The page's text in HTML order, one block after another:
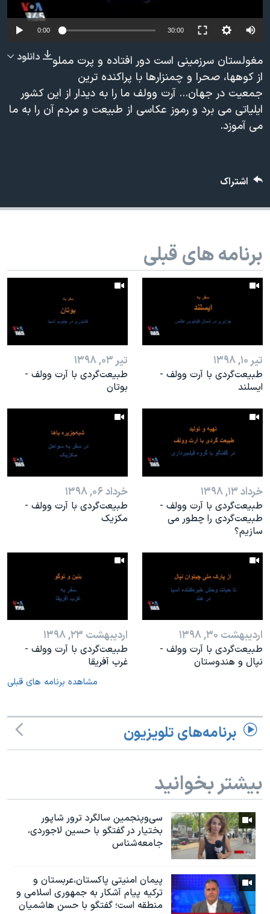
حقوق شهروندی
اقتصادی
علم و فناوری
اسرائیل در جنگ
گالری عکس
انتخابات ریاست جمهوری آمریکا ۲۰۲۴
حمله جمهوری اسلامی به اسرائیل
رمز مهسا
ورزش زنان در ایران
اعتراضات زن، زندگی، آزادی
دادگاه حمید نوری
چهل سال گروگان‌گیری
اعتراضات مردمی آبان ۹۸
اسرائیل در جنگ
نرگس محمدی برنده جایزه نوبل صلح
همایش محافظه‌کاران آمریکا «سی‌پک»
سفر پرزیدنت ترامپ به چین
زبانهای مختلف
0:00 30:00
دانلود
مغولستان سرزمینی است دور افتاده و پرت مملو
از کوهها، صحرا و چمنزارها با پراکنده ترین
جمعیت در جهان... آرت وولف ما را به دیدار از این کشور
ایلیاتی می برد و رموز عکاسی از طبیعت و مردم آن را به ما
می آموزد.
اشتراک
برنامه های قبلی
تیر ۱۰, ۱۳۹۸
طبیعت‌گردی با آرت وولف -
ایسلند
تیر ۰۳, ۱۳۹۸
طبیعت‌گردی با آرت وولف -
بوتان
خرداد ۱۳, ۱۳۹۸
طبیعت‌گردی با آرت وولف -
طبیعت‌گردی را چطور می
سازیم؟
خرداد ۰۶, ۱۳۹۸
طبیعت‌گردی با آرت وولف -
مکزیک
اردیبهشت ۳۰, ۱۳۹۸
طبیعت‌گردی با آرت وولف -
نپال و هندوستان
اردیبهشت ۲۳, ۱۳۹۸
طبیعت‌گردی با آرت وولف -
غرب آفریقا
مشاهده برنامه های قبلی
برنامه‌های تلویزیون
بیشتر بخوانید
سی‌وپنجمین سالگرد ترور شاپور
بختیار در گفتگو با حسین لاجوردی،
جامعه‌شناس
پیمان امنیتی پاکستان،عربستان و
ترکیه پیام آشکار به جمهوری اسلامی و
منطقه است؛ گفتگو با حسن هاشمیان